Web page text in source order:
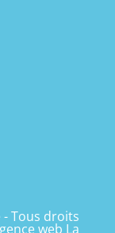
- Tous droits
web La